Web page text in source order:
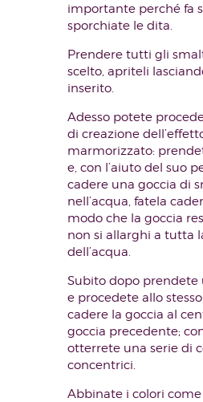
importante perché fa
sporchiate le dita.
Prendere tutti gli
scelto, apriteli
inserito.
Adesso potete
di creazione
marmorizzato:
e, con l’aiuto del suo
cadere una goccia di
nell’acqua, fatela
modo che la goccia
non si allarghi a tutta
dell’acqua.
Subito dopo prendete
e procedete allo
cadere la goccia al
goccia precedente;
otterrete una serie di
concentrici.
Abbinate i colori